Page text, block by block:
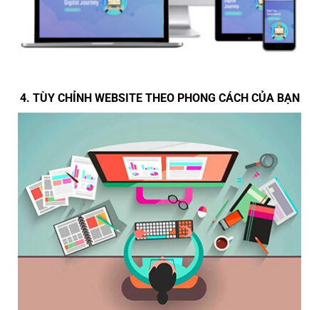
4. TÙY CHỈNH WEBSITE THEO PHONG CÁCH CỦA BẠN